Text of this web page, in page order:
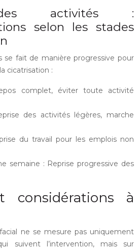
activités :
selon les stades
se fait de manière progressive pour
cicatrisation :
complet, éviter toute activité
des activités légères, marche
du travail pour les emplois non
semaine : Reprise progressive des
considérations à
ne se mesure pas uniquement
suivent l’intervention, mais sur